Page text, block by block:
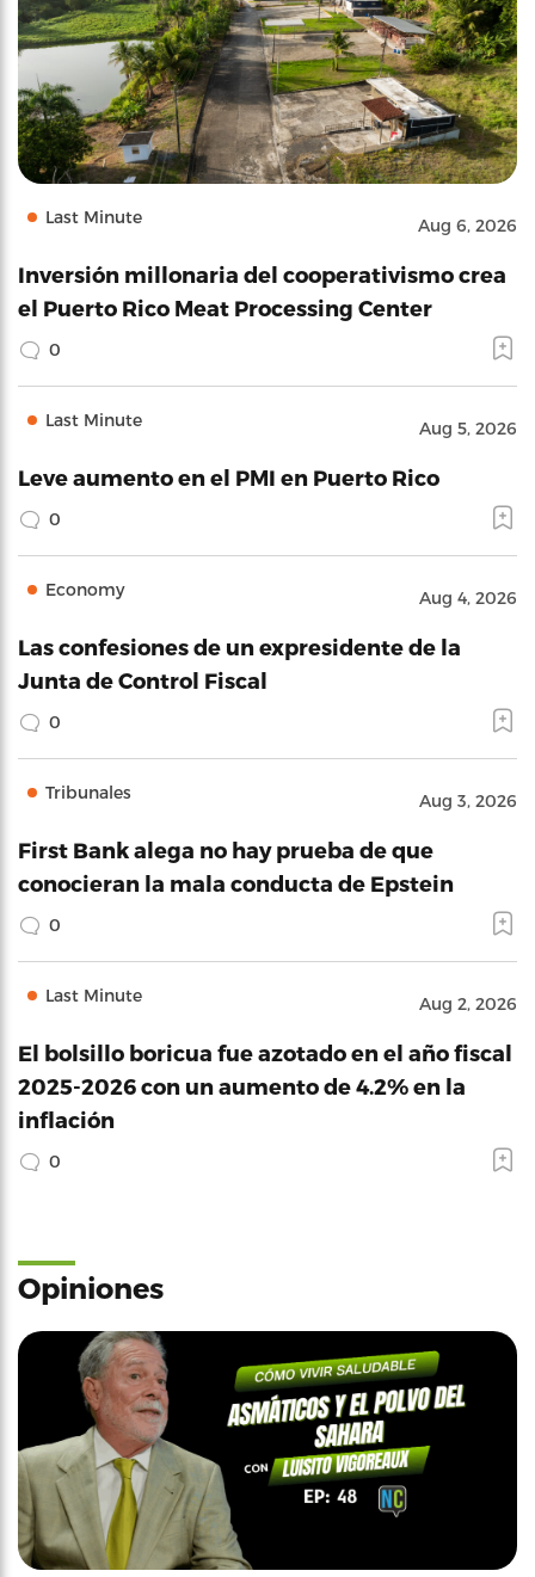
Last Minute Aug 6, 2026
Inversión millonaria del cooperativismo crea
el Puerto Rico Meat Processing Center
0
Last Minute Aug 5, 2026
Leve aumento en el PMI en Puerto Rico
0
Economy Aug 4, 2026
Las confesiones de un expresidente de la
Junta de Control Fiscal
0
Tribunales Aug 3, 2026
First Bank alega no hay prueba de que
conocieran la mala conducta de Epstein
0
Last Minute Aug 2, 2026
El bolsillo boricua fue azotado en el año fiscal
2025-2026 con un aumento de 4.2% en la
inflación
0
Opiniones